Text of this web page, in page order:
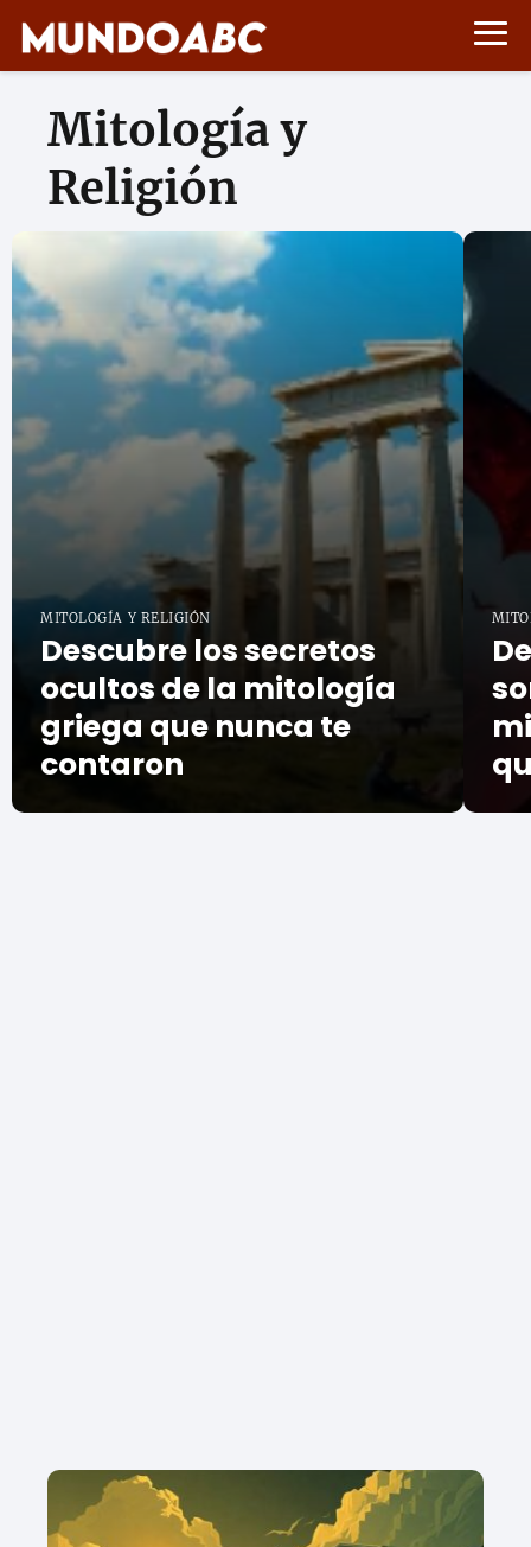
Mitología y
Religión
MITOLOGÍA Y RELIGIÓN
Descubre los secretos
ocultos de la mitología
griega que nunca te
contaron